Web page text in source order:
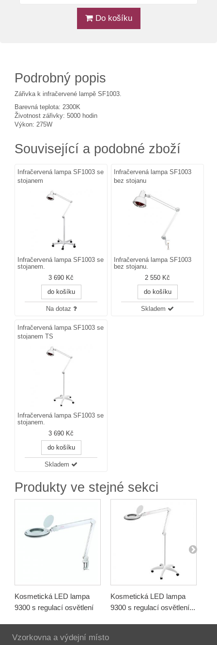
Do košíku
Podrobný popis
Zářivka k infračervené lampě SF1003.
Barevná teplota: 2300K
Životnost zářivky: 5000 hodin
Výkon: 275W
Související a podobné zboží
Infračervená lampa SF1003 se
stojanem
Infračervená lampa SF1003 se
stojanem.
3 690 Kč
do košíku
Na dotaz
Infračervená lampa SF1003
bez stojanu
Infračervená lampa SF1003
bez stojanu.
2 550 Kč
do košíku
Skladem
Infračervená lampa SF1003 se
stojanem TS
Infračervená lampa SF1003 se
stojanem.
3 690 Kč
do košíku
Skladem
Produkty ve stejné sekci
Kosmetická LED lampa
9300 s regulací osvětlení
Kosmetická LED lampa
9300 s regulací osvětlení...
Vzorkovna a výdejní místo